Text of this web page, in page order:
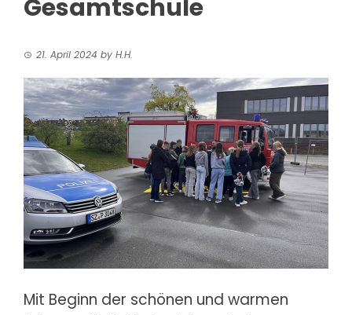
Gesamtschule
21. April 2024 by H.H.
Mit Beginn der schönen und warmen